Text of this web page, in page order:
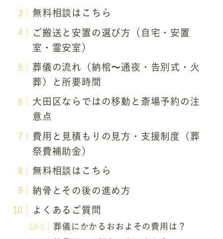
無料相談はこちら
ご搬送と安置の選び方（自宅・安置
室・霊安室）
葬儀の流れ（納棺〜通夜・告別式・火
葬）と所要時間
大田区ならではの移動と斎場予約の注
意点
費用と見積もりの見方・支援制度（葬
祭費補助金）
無料相談はこちら
納骨とその後の進め方
よくあるご質問
葬儀にかかるおおよその費用は？